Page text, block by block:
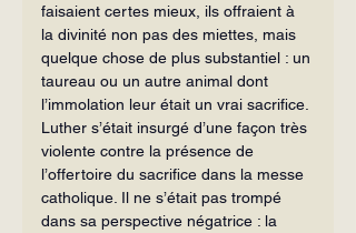
faisaient certes mieux, ils offraient à
la divinité non pas des miettes, mais
quelque chose de plus substantiel : un
taureau ou un autre animal dont
l’immolation leur était un vrai sacrifice.
Luther s’était insurgé d’une façon très
violente contre la présence de
l’offertoire du sacrifice dans la messe
catholique. Il ne s’était pas trompé
dans sa perspective négatrice : la